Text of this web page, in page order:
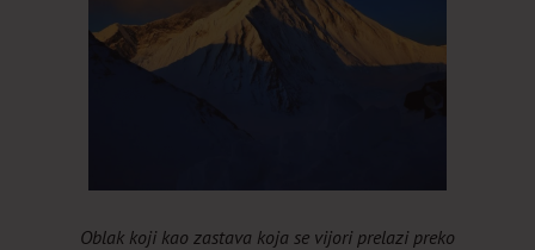
Oblak koji kao zastava koja se vijori prelazi preko